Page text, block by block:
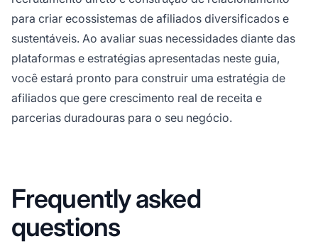
para criar ecossistemas de afiliados diversificados e
sustentáveis. Ao avaliar suas necessidades diante das
plataformas e estratégias apresentadas neste guia,
você estará pronto para construir uma estratégia de
afiliados que gere crescimento real de receita e
parcerias duradouras para o seu negócio.
Frequently asked
questions